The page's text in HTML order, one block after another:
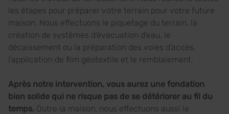
les étapes pour préparer votre terrain pour votre future
maison. Nous effectuons le piquetage du terrain, la
création de systèmes d’évacuation d’eau, le
décaissement ou la préparation des voies d’accès,
l’application de film géotextile et le remblaiement.
Après notre intervention, vous aurez une fondation
bien solide qui ne risque pas de se détériorer au fil du
temps. Outre la maison, nous effectuons aussi le